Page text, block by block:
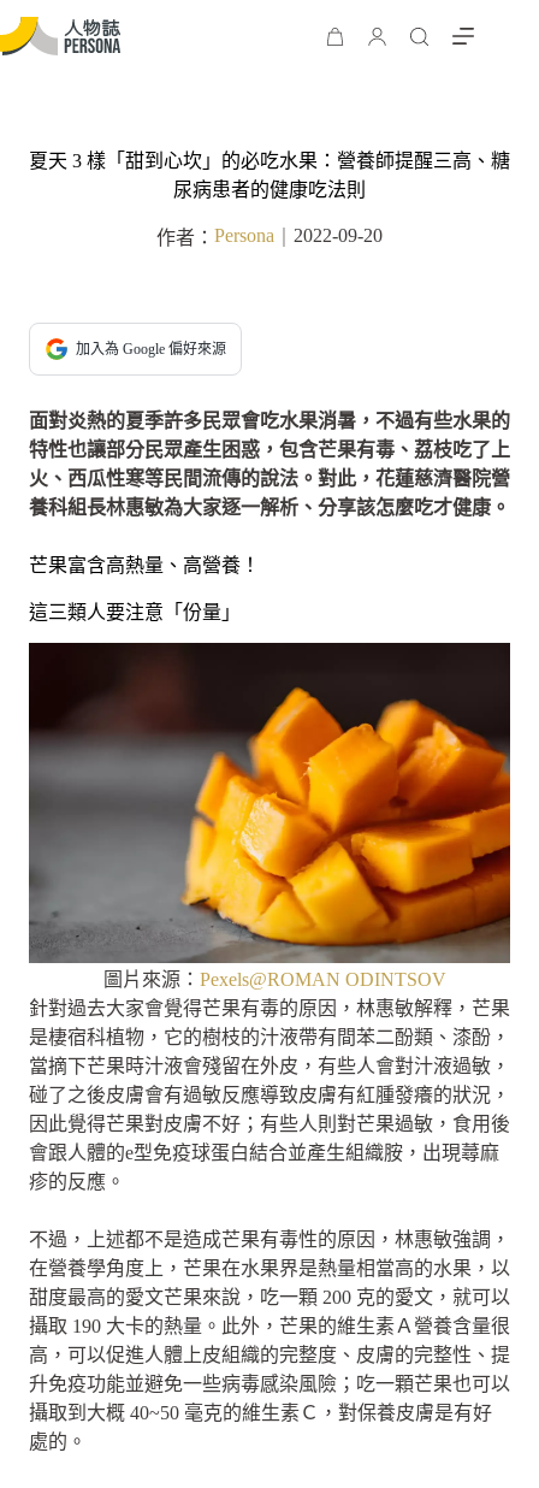
夏天 3 樣「甜到心坎」的必吃水果：營養師提醒三高、糖
尿病患者的健康吃法則
作者： Persona 2022-09-20
加入為 Google 偏好來源
面對炎熱的夏季許多民眾會吃水果消暑，不過有些水果的
特性也讓部分民眾產生困惑，包含芒果有毒、荔枝吃了上
火、西瓜性寒等民間流傳的說法。對此，花蓮慈濟醫院營
養科組長林惠敏為大家逐一解析、分享該怎麼吃才健康。
芒果富含高熱量、高營養！
這三類人要注意「份量」
圖片來源： Pexels@ROMAN ODINTSOV
針對過去大家會覺得芒果有毒的原因，林惠敏解釋，芒果
是棲宿科植物，它的樹枝的汁液帶有間苯二酚類、漆酚，
當摘下芒果時汁液會殘留在外皮，有些人會對汁液過敏，
碰了之後皮膚會有過敏反應導致皮膚有紅腫發癢的狀況，
因此覺得芒果對皮膚不好；有些人則對芒果過敏，食用後
會跟人體的e型免疫球蛋白結合並產生組織胺，出現蕁麻
疹的反應。
不過，上述都不是造成芒果有毒性的原因，林惠敏強調，
在營養學角度上，芒果在水果界是熱量相當高的水果，以
甜度最高的愛文芒果來說，吃一顆 200 克的愛文，就可以
攝取 190 大卡的熱量。此外，芒果的維生素Ａ營養含量很
高，可以促進人體上皮組織的完整度、皮膚的完整性、提
升免疫功能並避免一些病毒感染風險；吃一顆芒果也可以
攝取到大概 40~50 毫克的維生素Ｃ，對保養皮膚是有好
處的。